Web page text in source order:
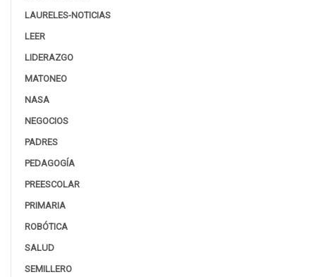
LAURELES-NOTICIAS
LEER
LIDERAZGO
MATONEO
NASA
NEGOCIOS
PADRES
PEDAGOGÍA
PREESCOLAR
PRIMARIA
ROBÓTICA
SALUD
SEMILLERO